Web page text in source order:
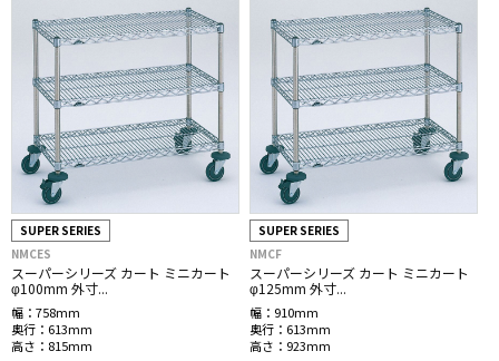
SUPER SERIES
NMCES
スーパーシリーズ カート ミニカート
φ100mm 外寸...
幅： 758mm
奥行： 613mm
高さ： 815mm
SUPER SERIES
NMCF
スーパーシリーズ カート ミニカート
φ125mm 外寸...
幅： 910mm
奥行： 613mm
高さ： 923mm